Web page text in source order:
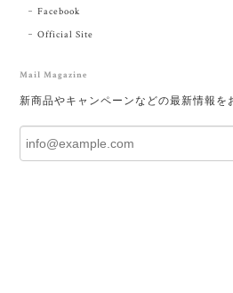
Facebook
Official Site
Mail Magazine
新商品やキャンペーンなどの最新情報を